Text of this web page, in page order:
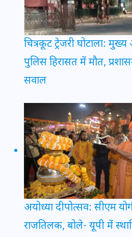
चित्रकूट ट्रेजरी घोटाला:
पुलिस हिरासत में मौत,
सवाल
अयोध्या दीपोत्सव: सीएम
राजतिलक, बोले- यूपी में